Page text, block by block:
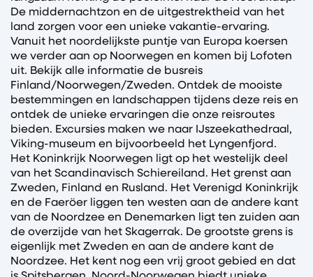
De middernachtzon en de uitgestrektheid van het
land zorgen voor een unieke vakantie-ervaring.
Vanuit het noordelijkste puntje van Europa koersen
we verder aan op Noorwegen en komen bij Lofoten
uit. Bekijk alle informatie de busreis
Finland/Noorwegen/Zweden. Ontdek de mooiste
bestemmingen en landschappen tijdens deze reis en
ontdek de unieke ervaringen die onze reisroutes
bieden. Excursies maken we naar IJszeekathedraal,
Viking-museum en bijvoorbeeld het Lyngenfjord.
Het Koninkrijk Noorwegen ligt op het westelijk deel
van het Scandinavisch Schiereiland. Het grenst aan
Zweden, Finland en Rusland. Het Verenigd Koninkrijk
en de Faeröer liggen ten westen aan de andere kant
van de Noordzee en Denemarken ligt ten zuiden aan
de overzijde van het Skagerrak. De grootste grens is
eigenlijk met Zweden en aan de andere kant de
Noordzee. Het kent nog een vrij groot gebied en dat